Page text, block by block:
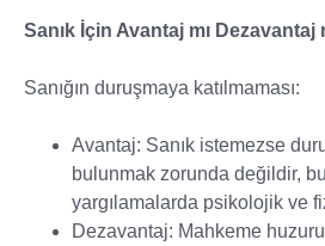
Sanık İçin Avantaj mı Dezavantaj
Sanığın duruşmaya katılmaması:
Avantaj: Sanık istemezse
bulunmak zorunda değildir,
yargılamalarda psikolojik ve
Dezavantaj: Mahkeme